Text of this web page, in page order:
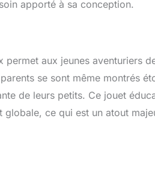
apporté à sa conception.
permet aux jeunes aventuriers
se sont même montrés
de leurs petits. Ce jouet
ce qui est un atout